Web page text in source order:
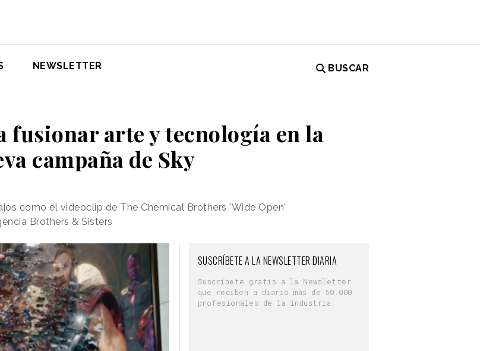
NEWSLETTER BUSCAR
fusionar arte y tecnología en la
campaña de Sky
como el videoclip de The Chemical Brothers 'Wide Open'
Brothers & Sisters
SUSCRÍBETE A LA NEWSLETTER DIARIA
Suscríbete gratis a la Newsletter
que reciben a diario más de 50.000
profesionales de la industria.